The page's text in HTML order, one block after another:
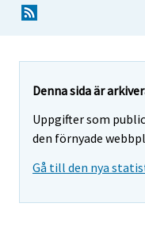
Denna sida är
Uppgifter som
den förnyade
Gå till den nya